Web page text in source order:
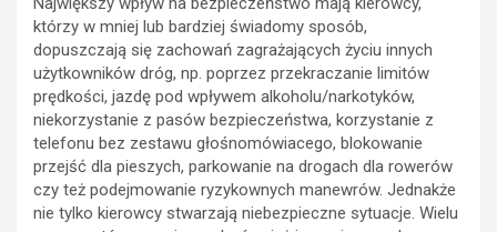
którzy w mniej lub bardziej świadomy sposób,
dopuszczają się zachowań zagrażających życiu innych
użytkowników dróg, np. poprzez przekraczanie limitów
prędkości, jazdę pod wpływem alkoholu/narkotyków,
niekorzystanie z pasów bezpieczeństwa, korzystanie z
telefonu bez zestawu głośnomówiacego, blokowanie
przejść dla pieszych, parkowanie na drogach dla rowerów
czy też podejmowanie ryzykownych manewrów. Jednakże
nie tylko kierowcy stwarzają niebezpieczne sytuacje. Wielu